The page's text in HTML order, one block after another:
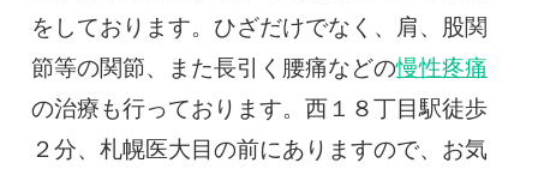
をしております。ひざだけでなく、肩、股関
節等の関節、また長引く腰痛などの慢性疼痛
の治療も行っております。西１８丁目駅徒歩
２分、札幌医大目の前にありますので、お気